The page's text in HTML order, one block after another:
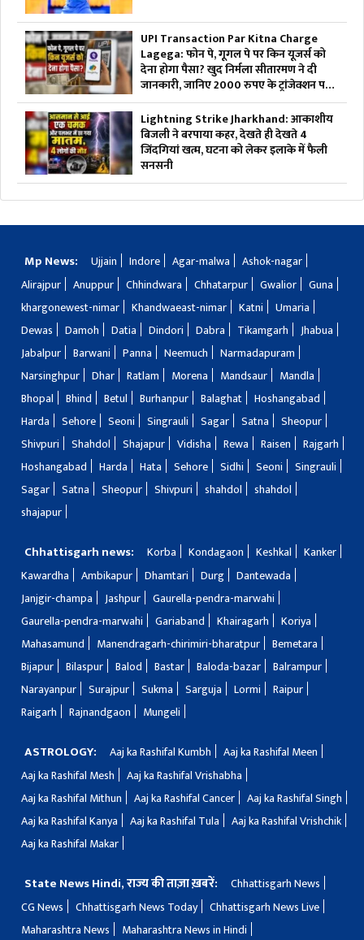
UPI Transaction Par Kitna Charge
Lagega: फोन पे, गूगल पे पर किन यूजर्स को
देना होगा पैसा? खुद निर्मला सीतारमण ने दी
जानकारी, जानिए 2000 रुपए के ट्रांजेक्शन पर
कितना भुगतान करना होगा
Lightning Strike Jharkhand: आकाशीय
बिजली ने बरपाया कहर, देखते ही देखते 4
जिंदगियां खत्म, घटना को लेकर इलाके में फैली
सनसनी
Mp News: Ujjain Indore Agar-malwa
Ashok-nagar
Alirajpur
Anuppur Chhindwara Chhatarpur Gwalior
Guna
khargonewest-nimar
Khandwaeast-nimar Katni
Umaria
Dewas
Damoh Datia Dindori Dabra Tikamgarh
Jhabua
Jabalpur
Barwani Panna Neemuch
Narmadapuram
Narsinghpur
Dhar Ratlam Morena Mandsaur
Mandla
Bhopal
Bhind Betul Burhanpur Balaghat
Hoshangabad
Harda
Sehore Seoni Singrauli Sagar Satna
Sheopur
Shivpuri
Shahdol Shajapur Vidisha Rewa Raisen
Rajgarh
Hoshangabad
Harda Hata Sehore Sidhi Seoni
Singrauli
Sagar
Satna Sheopur Shivpuri shahdol
shahdol
shajapur
Chhattisgarh news: Korba Kondagaon Keshkal
Kanker
Kawardha
Ambikapur Dhamtari Durg
Dantewada
Janjgir-champa
Jashpur
Gaurella-pendra-marwahi
Gaurella-pendra-marwahi
Gariaband Khairagarh
Koriya
Mahasamund
Manendragarh-chirimiri-bharatpur
Bemetara
Bijapur
Bilaspur Balod Bastar Baloda-bazar
Balrampur
Narayanpur
Surajpur Sukma Sarguja Lormi
Raipur
Raigarh
Rajnandgaon Mungeli
ASTROLOGY: Aaj ka Rashifal Kumbh
Aaj ka Rashifal Meen
Aaj ka Rashifal Mesh
Aaj ka Rashifal Vrishabha
Aaj ka Rashifal Mithun
Aaj ka Rashifal Cancer
Aaj ka Rashifal Singh
Aaj ka Rashifal Kanya
Aaj ka Rashifal Tula
Aaj ka Rashifal Vrishchik
Aaj ka Rashifal Makar
State News Hindi, राज्य की ताज़ा ख़बरें:
Chhattisgarh News
CG News
Chhattisgarh News Today
Chhattisgarh News Live
Maharashtra News
Maharashtra News in Hindi